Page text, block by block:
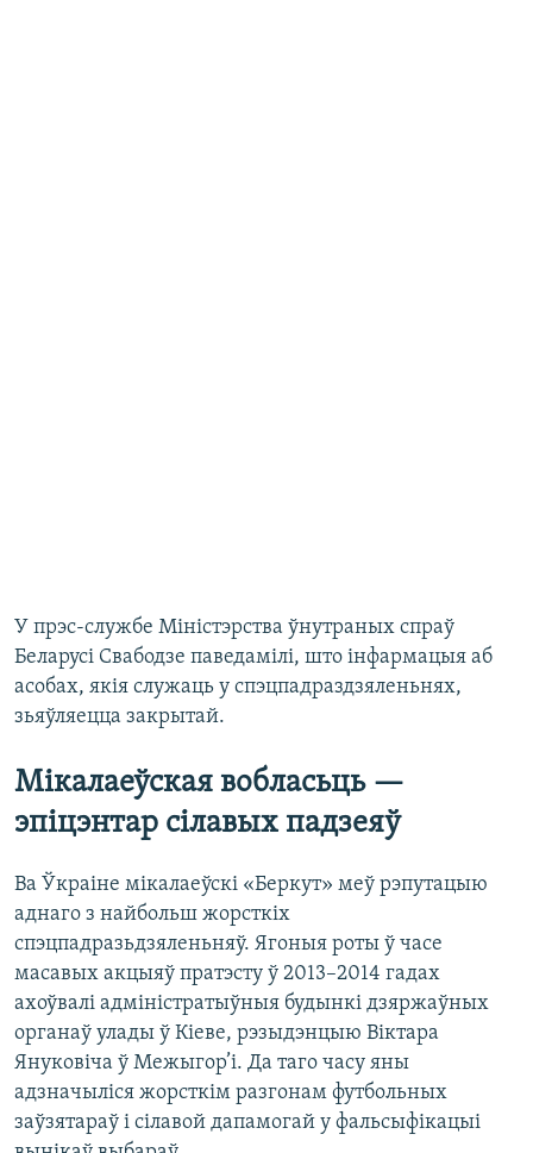
У прэс-службе Міністэрства ўнутраных спраў
Беларусі Свабодзе паведамілі, што інфармацыя аб
асобах, якія служаць у спэцпадраздзяленьнях,
зьяўляецца закрытай.
Мікалаеўская вобласьць —
эпіцэнтар сілавых падзеяў
Ва Ўкраіне мікалаеўскі «Беркут» меў рэпутацыю
аднаго з найбольш жорсткіх
спэцпадразьдзяленьняў. Ягоныя роты ў часе
масавых акцыяў пратэсту ў 2013–2014 гадах
ахоўвалі адміністратыўныя будынкі дзяржаўных
органаў улады ў Кіеве, рэзыдэнцыю Віктара
Януковіча ў Межыгор’і. Да таго часу яны
адзначыліся жорсткім разгонам футбольных
заўзятараў і сілавой дапамогай у фальсыфікацыі